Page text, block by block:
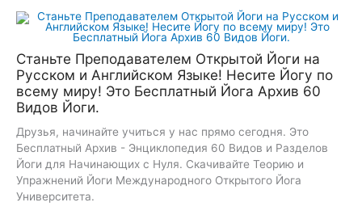
Перейти
Станьте Преподавателем Открытой Йоги на
Русском и Английском Языке! Несите Йогу по
всему миру! Это Бесплатный Йога Архив 60
Видов Йоги.
Друзья, начинайте учиться у нас прямо сегодня. Это
Бесплатный Архив - Энциклопедия 60 Видов и Разделов
Йоги для Начинающих с Нуля. Скачивайте Теорию и
Упражнений Йоги Международного Открытого Йога
Университета.